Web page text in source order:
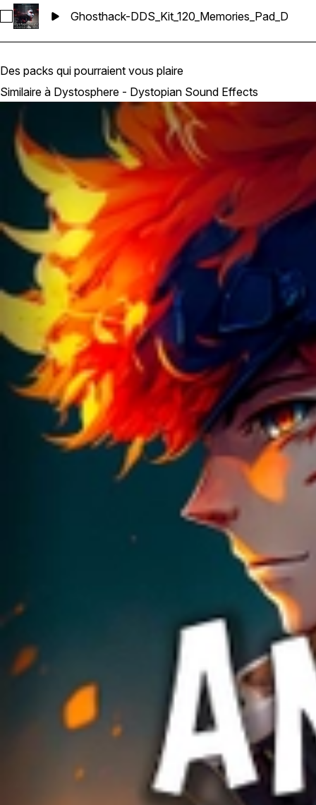
Sélectionnez Ghosthack-DDS_Kit_120_Memories_Pad_D
Ghosthack-DDS_Kit_120_Memories_Pad_D
Des packs qui pourraient vous plaire
Similaire à Dystosphere - Dystopian Sound Effects